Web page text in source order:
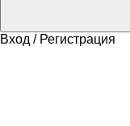
Вход / Регистрация